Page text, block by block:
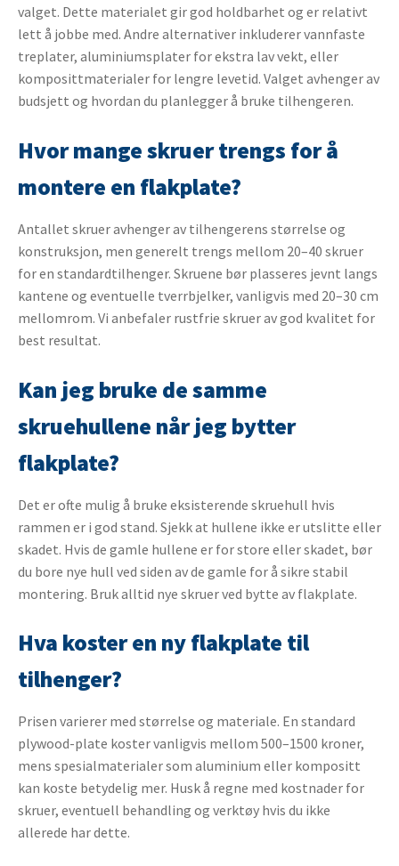
valget. Dette materialet gir god holdbarhet og er relativt
lett å jobbe med. Andre alternativer inkluderer vannfaste
treplater, aluminiumsplater for ekstra lav vekt, eller
komposittmaterialer for lengre levetid. Valget avhenger av
budsjett og hvordan du planlegger å bruke tilhengeren.
Hvor mange skruer trengs for å
montere en flakplate?
Antallet skruer avhenger av tilhengerens størrelse og
konstruksjon, men generelt trengs mellom 20–40 skruer
for en standardtilhenger. Skruene bør plasseres jevnt langs
kantene og eventuelle tverrbjelker, vanligvis med 20–30 cm
mellomrom. Vi anbefaler rustfrie skruer av god kvalitet for
best resultat.
Kan jeg bruke de samme
skruehullene når jeg bytter
flakplate?
Det er ofte mulig å bruke eksisterende skruehull hvis
rammen er i god stand. Sjekk at hullene ikke er utslitte eller
skadet. Hvis de gamle hullene er for store eller skadet, bør
du bore nye hull ved siden av de gamle for å sikre stabil
montering. Bruk alltid nye skruer ved bytte av flakplate.
Hva koster en ny flakplate til
tilhenger?
Prisen varierer med størrelse og materiale. En standard
plywood-plate koster vanligvis mellom 500–1500 kroner,
mens spesialmaterialer som aluminium eller kompositt
kan koste betydelig mer. Husk å regne med kostnader for
skruer, eventuell behandling og verktøy hvis du ikke
allerede har dette.